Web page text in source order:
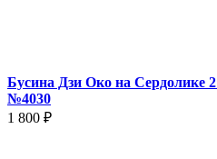
Бусина Дзи Око на Сердолике
№4030
1 800 ₽